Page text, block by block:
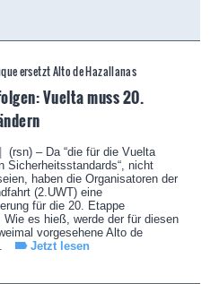
ersetzt Alto de Hazallanas
Vuelta muss 20.
(rsn) – Da “die für die Vuelta
Sicherheitsstandards“, nicht
haben die Organisatoren der
(2.UWT) eine
für die 20. Etappe
Wie es hieß, werde der für diesen
vorgesehene Alto de
Jetzt lesen